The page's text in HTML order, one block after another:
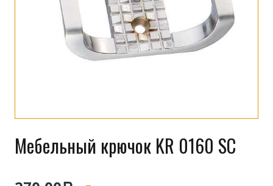
Мебельный крючок KR 0160 SC